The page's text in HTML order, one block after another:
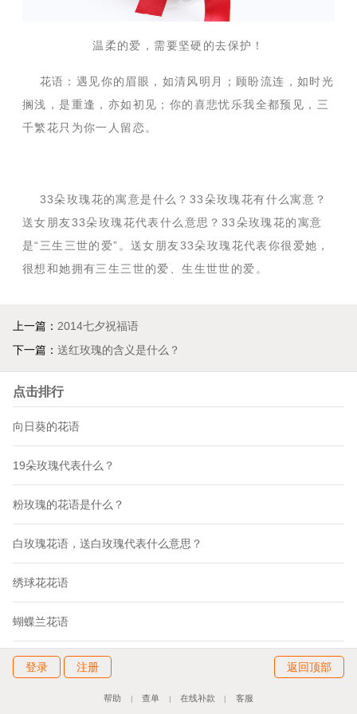
温柔的爱，需要坚硬的去保护！
花语：遇见你的眉眼，如清风明月；顾盼流连，如时光
搁浅，是重逢，亦如初见；你的喜悲忧乐我全都预见，三
千繁花只为你一人留恋。
33朵玫瑰花的寓意是什么？33朵玫瑰花有什么寓意？
送女朋友33朵玫瑰花代表什么意思？33朵玫瑰花的寓意
是“三生三世的爱”。送女朋友33朵玫瑰花代表你很爱她，
很想和她拥有三生三世的爱、生生世世的爱。
上一篇： 2014七夕祝福语
下一篇： 送红玫瑰的含义是什么？
点击排行
向日葵的花语
19朵玫瑰代表什么？
粉玫瑰的花语是什么？
白玫瑰花语，送白玫瑰代表什么意思？
绣球花花语
蝴蝶兰花语
返回顶部
登录 注册
帮助 | 查单 | 在线补款 | 客服